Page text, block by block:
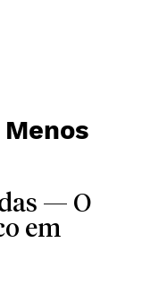
— O
em